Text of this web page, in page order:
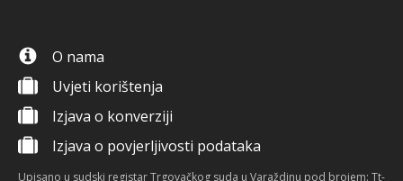
O nama
Uvjeti korištenja
Izjava o konverziji
Izjava o povjerljivosti podataka
Upisano u sudski registar Trgovačkog suda u Varaždinu pod brojem: Tt-